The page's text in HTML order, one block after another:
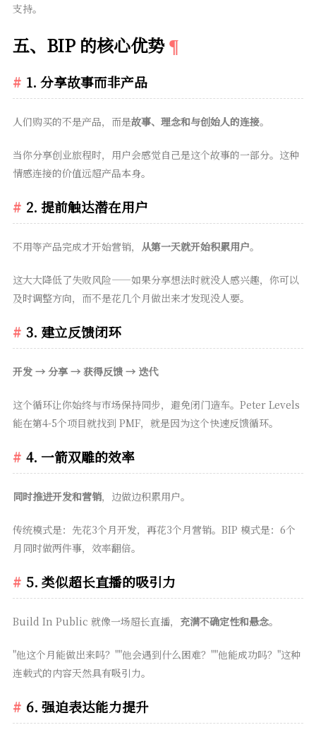
支持。
五、BIP 的核心优势
1. 分享故事而非产品
人们购买的不是产品，而是故事、理念和与创始人的连接。
当你分享创业旅程时，用户会感觉自己是这个故事的一部分。这种
情感连接的价值远超产品本身。
2. 提前触达潜在用户
不用等产品完成才开始营销， 从第一天就开始积累用户。
这大大降低了失败风险——如果分享想法时就没人感兴趣，你可以
及时调整方向，而不是花几个月做出来才发现没人要。
3. 建立反馈闭环
开发 → 分享 → 获得反馈 → 迭代
这个循环让你始终与市场保持同步，避免闭门造车。Peter Levels
能在第4-5个项目就找到 PMF，就是因为这个快速反馈循环。
4. 一箭双雕的效率
同时推进开发和营销，边做边积累用户。
传统模式是：先花3个月开发，再花3个月营销。BIP 模式是：6个
月同时做两件事，效率翻倍。
5. 类似超长直播的吸引力
Build In Public 就像一场超长直播， 充满不确定性和悬念。
"他这个月能做出来吗？""他会遇到什么困难？""他能成功吗？"这种
连载式的内容天然具有吸引力。
6. 强迫表达能力提升